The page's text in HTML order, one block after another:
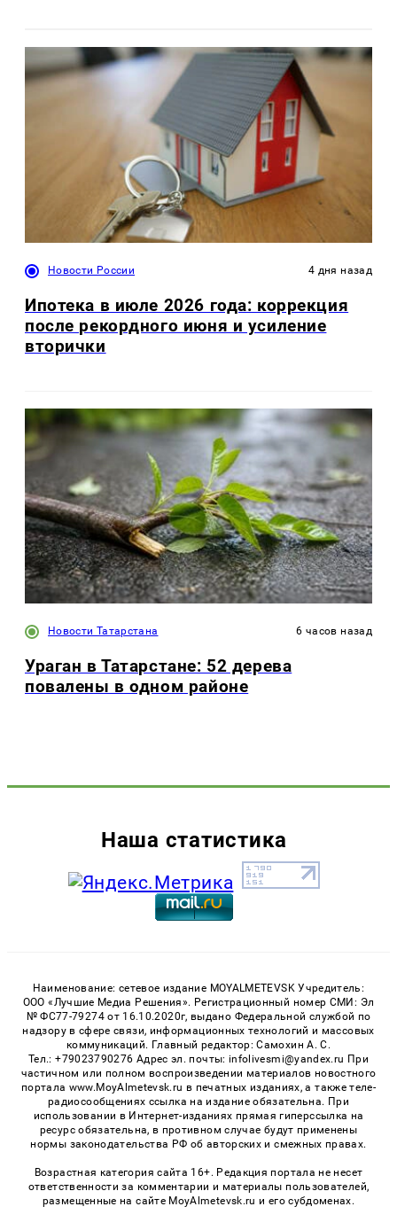
Новости России 4 дня назад
Ипотека в июле 2026 года: коррекция
после рекордного июня и усиление
вторички
Новости Татарстана 6 часов назад
Ураган в Татарстане: 52 дерева
повалены в одном районе
Наша статистика
Наименование: сетевое издание MOYALMETEVSK Учредитель:
ООО «Лучшие Медиа Решения». Регистрационный номер СМИ: Эл
№ ФС77-79274 от 16.10.2020г, выдано Федеральной службой по
надзору в сфере связи, информационных технологий и массовых
коммуникаций. Главный редактор: Самохин А. С.
Тел.: +79023790276 Адрес эл. почты: infolivesmi@yandex.ru При
частичном или полном воспроизведении материалов новостного
портала www.MoyAlmetevsk.ru в печатных изданиях, а также теле-
радиосообщениях ссылка на издание обязательна. При
использовании в Интернет-изданиях прямая гиперссылка на
ресурс обязательна, в противном случае будут применены
нормы законодательства РФ об авторских и смежных правах.
Возрастная категория сайта 16+. Редакция портала не несет
ответственности за комментарии и материалы пользователей,
размещенные на сайте MoyAlmetevsk.ru и его субдоменах.